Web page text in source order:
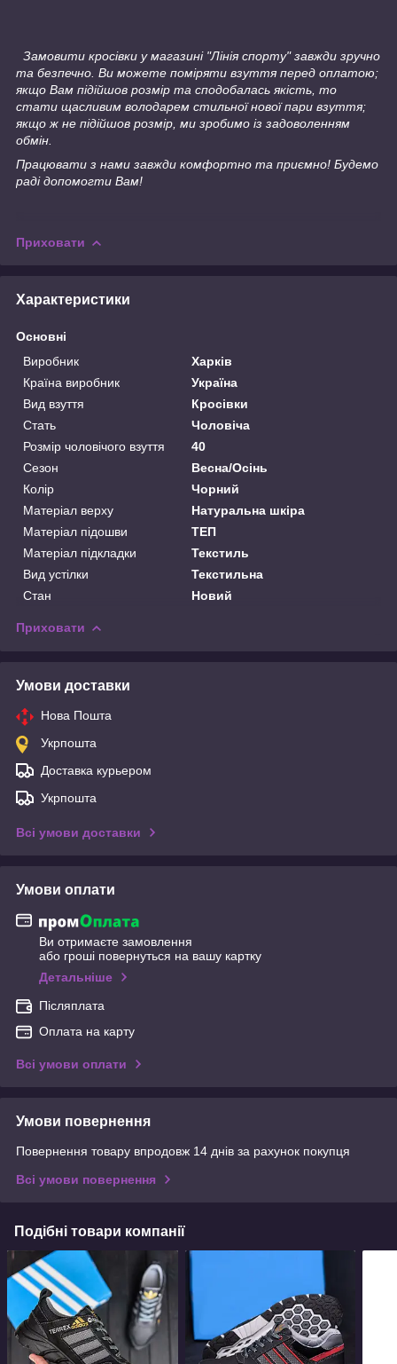
Замовити кросівки у магазині "Лінія спорту" завжди зручно
та безпечно. Ви можете поміряти взуття перед оплатою;
якщо Вам підійшов розмір та сподобалась якість, то
стати щасливим володарем стильної нової пари взуття;
якщо ж не підійшов розмір, ми зробимо із задоволенням
обмін.
Працювати з нами завжди комфортно та приємно! Будемо
раді допомогти Вам!
Приховати
Характеристики
Основні
Виробник
Харків
Країна виробник
Україна
Вид взуття
Кросівки
Стать
Чоловіча
Розмір чоловічого взуття
40
Сезон
Весна/Осінь
Колір
Чорний
Матеріал верху
Натуральна шкіра
Матеріал підошви
ТЕП
Матеріал підкладки
Текстиль
Вид устілки
Текстильна
Стан
Новий
Приховати
Умови доставки
Нова Пошта
Укрпошта
Доставка курьером
Укрпошта
Всі умови доставки
Умови оплати
Ви отримаєте замовлення
або гроші повернуться на вашу картку
Детальніше
Післяплата
Оплата на карту
Всі умови оплати
Умови повернення
Повернення товару впродовж 14 днів за рахунок покупця
Всі умови повернення
Подібні товари компанії